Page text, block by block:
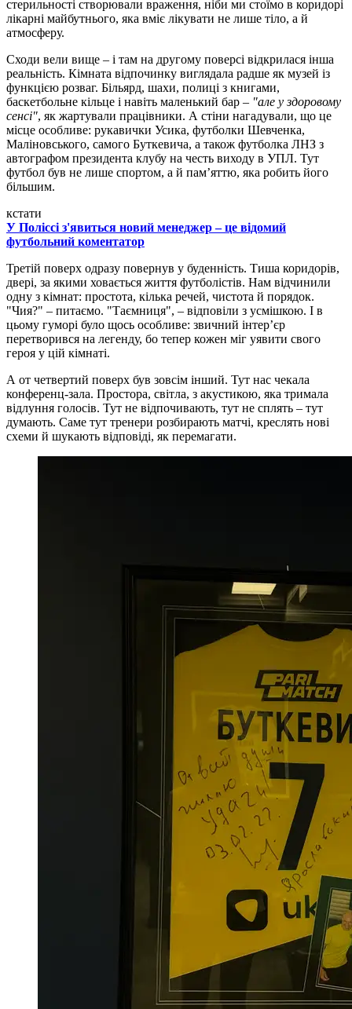
стерильності створювали враження, ніби ми стоїмо в коридорі
лікарні майбутнього, яка вміє лікувати не лише тіло, а й
атмосферу.
Сходи вели вище – і там на другому поверсі відкрилася інша
реальність. Кімната відпочинку виглядала радше як музей із
функцією розваг. Більярд, шахи, полиці з книгами,
баскетбольне кільце і навіть маленький бар – "але у здоровому
сенсі", як жартували працівники. А стіни нагадували, що це
місце особливе: рукавички Усика, футболки Шевченка,
Маліновського, самого Буткевича, а також футболка ЛНЗ з
автографом президента клубу на честь виходу в УПЛ. Тут
футбол був не лише спортом, а й пам’яттю, яка робить його
більшим.
кстати
У Поліссі з'явиться новий менеджер – це відомий
футбольний коментатор
Третій поверх одразу повернув у буденність. Тиша коридорів,
двері, за якими ховається життя футболістів. Нам відчинили
одну з кімнат: простота, кілька речей, чистота й порядок.
"Чия?" – питаємо. "Таємниця", – відповіли з усмішкою. І в
цьому гуморі було щось особливе: звичний інтер’єр
перетворився на легенду, бо тепер кожен міг уявити свого
героя у цій кімнаті.
А от четвертий поверх був зовсім інший. Тут нас чекала
конференц-зала. Простора, світла, з акустикою, яка тримала
відлуння голосів. Тут не відпочивають, тут не сплять – тут
думають. Саме тут тренери розбирають матчі, креслять нові
схеми й шукають відповіді, як перемагати.